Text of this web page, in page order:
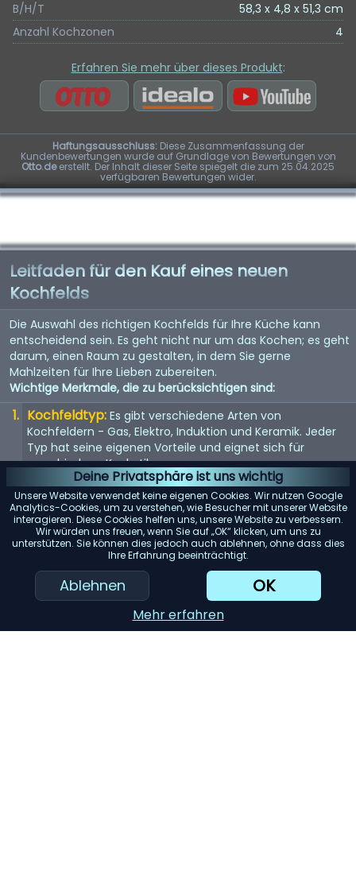
Deine Privatsphäre ist uns wichtig
Unsere Website verwendet keine eigenen Cookies. Wir nutzen Google
Analytics-Cookies, um zu verstehen, wie Besucher mit unserer Website
interagieren. Diese Cookies helfen uns, unsere Website zu verbessern.
Wir würden uns freuen, wenn Sie auf „OK“ klicken, um uns zu
unterstützen. Sie können dies jedoch auch ablehnen, ohne dass dies
Ihre Erfahrung beeinträchtigt.
Ablehnen OK
Mehr erfahren
B/H/T
58,3 x 4,8 x 51,3 cm
Anzahl Kochzonen
4
Erfahren Sie mehr über dieses Produkt:
Haftungsausschluss:Diese Zusammenfassung der
Kundenbewertungen wurde auf Grundlage von Bewertungen von
Otto.deerstellt. Der Inhalt dieser Seite spiegelt die zum 25.04.2025
verfügbaren Bewertungen wider.
Leitfaden für den Kauf eines neuen
Kochfelds
Die Auswahl des richtigen Kochfelds für Ihre Küche kann
entscheidend sein. Es geht nicht nur um das Kochen; es geht
darum, einen Raum zu gestalten, in dem Sie gerne
Mahlzeiten für Ihre Lieben zubereiten.
Wichtige Merkmale, die zu berücksichtigen sind:
Kochfeldtyp: Es gibt verschiedene Arten von
Kochfeldern - Gas, Elektro, Induktion und Keramik. Jeder
Typ hat seine eigenen Vorteile und eignet sich für
verschiedene Kochstile.
Größe und Anzahl der Brenner: Wählen Sie ein
Kochfeld mit der richtigen Anzahl und Größe der Brenner,
abhängig von Ihren Kochbedürfnissen und dem
verfügbaren Platz in Ihrer Küche.
Sicherheitsfunktionen: Achten Sie auf Kochfelder mit
Sicherheitsfunktionen wie Kindersicherung, automatischer
Abschaltung und Restwärmeanzeige.
Einfache Reinigung: Ein Kochfeld mit glatter Oberfläche